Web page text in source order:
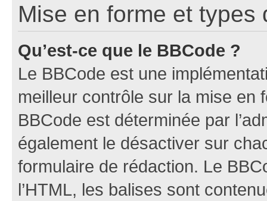
Mise en forme et types
Qu’est-ce que le BBCode ?
Le BBCode est une
meilleur contrôle sur la mise en
BBCode est déterminée par
également le désactiver sur
formulaire de rédaction. Le
l’HTML, les balises sont